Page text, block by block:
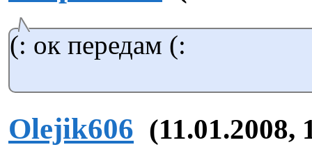
(: ок передам (:
Olejik606 (11.01.2008,